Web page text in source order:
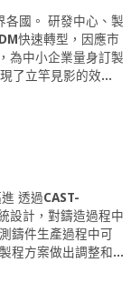
解決的問題。 面對
門設計數據的協同
系統及多種CAD軟
體效能和創新能
一步推動公司的數
各國。 研發中心、製
快速轉型，因應市
為中小企業量身訂製
了立竿見影的效
透過CAST-
設計，對鑄造過程中
鑄件生產過程中可
程方案做出調整和
動成本、大幅度地